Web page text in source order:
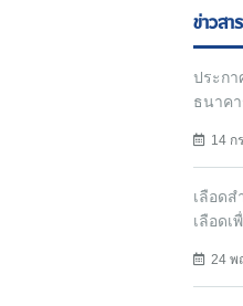
ข่าวสา
ประกา
ธนาค
14 ก
เลือด
เลือดเ
24 พ